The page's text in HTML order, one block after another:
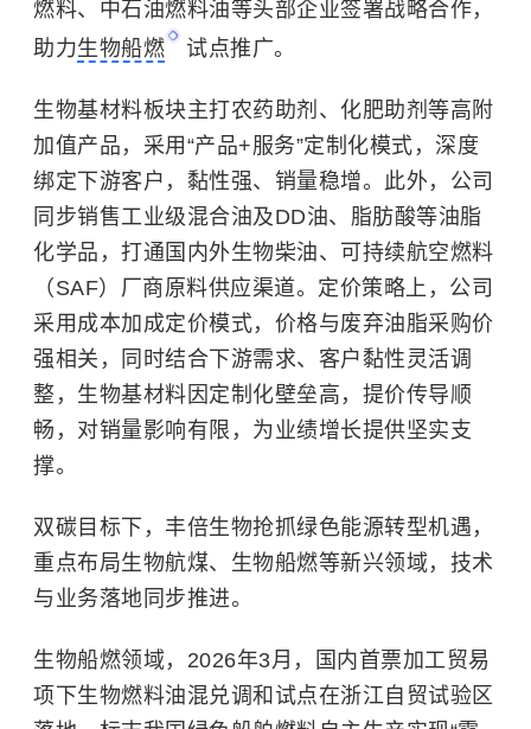
燃料、中石油燃料油等头部企业签署战略合作，
助力生物船燃 试点推广。
生物基材料板块主打农药助剂、化肥助剂等高附
加值产品，采用“产品+服务”定制化模式，深度
绑定下游客户，黏性强、销量稳增。此外，公司
同步销售工业级混合油及DD油、 脂肪酸等油脂
化学品，打通国内外生物柴油、可持续航空燃料
（SAF）厂商原料供应渠道。定价策略上，公司
采用成本加成定价模式，价格与废弃油脂采购价
强相关，同时结合下游需求、客户黏性灵活调
整，生物基材料因定制化壁垒高，提价传导顺
畅，对销量影响有限，为业绩增长提供坚实支
撑。
双碳目标下，丰倍生物抢抓绿色能源转型机遇，
重点布局生物航煤、生物船燃等新兴领域，技术
与业务落地同步推进。
生物船燃领域，2026年3月，国内首票加工贸易
项下生物燃料油混兑调和试点在浙江自贸试验区